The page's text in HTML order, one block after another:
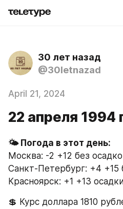
30 лет назад
@30letnazad
April 21, 2024
22 апреля 1994
Москва: -2 +12 без
Санкт-Петербург: +4 +15
Красноярск: +1 +13
💲 Курс доллара 1810